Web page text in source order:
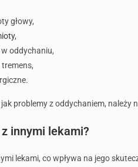
głowy,
,
oddychaniu,
problemy z oddychaniem, należy
innymi lekami?
lekami, co wpływa na jego